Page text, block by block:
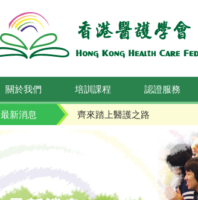
關於我們 培訓課程 認證服務
最新消息 齊來踏上醫護之路